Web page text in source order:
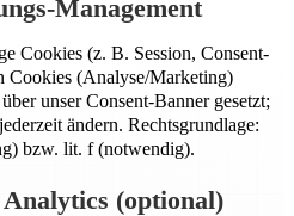
Management
Cookies (z. B. Session, Consent-
Cookies (Analyse/Marketing)
unser Consent-Banner gesetzt;
ändern. Rechtsgrundlage:
bzw. lit. f (notwendig).
(optional)